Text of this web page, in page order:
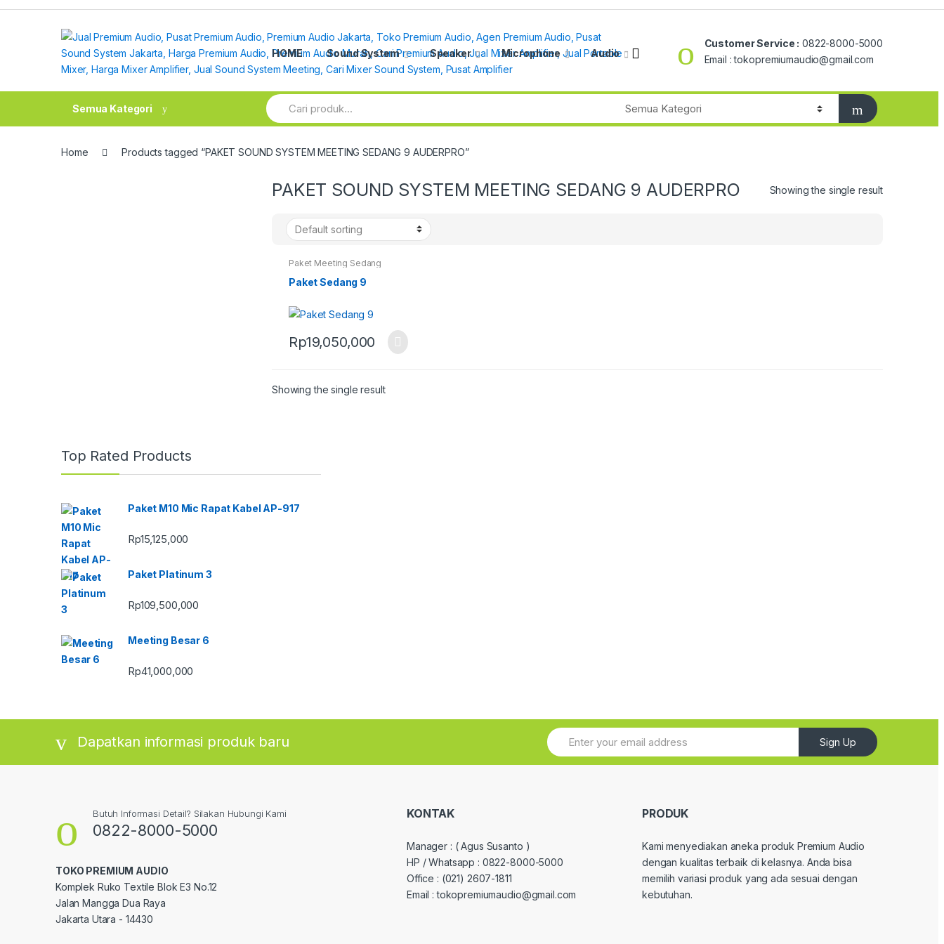
Skip
Skip
HOME
Sound System Speaker Microphone Audio
Customer Service : 0822-8000-5000
Email : tokopremiumaudio@gmail.com
Semua Kategori
Search
for:
Home Products tagged “PAKET SOUND SYSTEM MEETING SEDANG 9 AUDERPRO”
PAKET SOUND SYSTEM MEETING SEDANG 9 AUDERPRO Showing the single result
Paket Meeting Sedang
Paket Sedang 9
Rp19,050,000
Showing the single result
Top Rated Products
Paket M10 Mic Rapat Kabel AP-917
Rp15,125,000
Paket Platinum 3
Rp109,500,000
Meeting Besar 6
Rp41,000,000
Dapatkan informasi produk baru Sign Up
Butuh Informasi Detail? Silakan Hubungi Kami
0822-8000-5000
TOKO PREMIUM AUDIO
Komplek Ruko Textile Blok E3 No.12
Jalan Mangga Dua Raya
Jakarta Utara - 14430
KONTAK
Manager : ( Agus Susanto )
HP / Whatsapp : 0822-8000-5000
Office : (021) 2607-1811
Email : tokopremiumaudio@gmail.com
PRODUK
Kami menyediakan aneka produk Premium Audio
dengan kualitas terbaik di kelasnya. Anda bisa
memilih variasi produk yang ada sesuai dengan
kebutuhan.